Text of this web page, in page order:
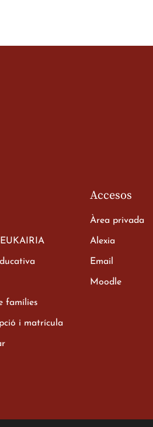
famílies
i matrícula
Accesos
Àrea privada
Alexia
Email
Moodle